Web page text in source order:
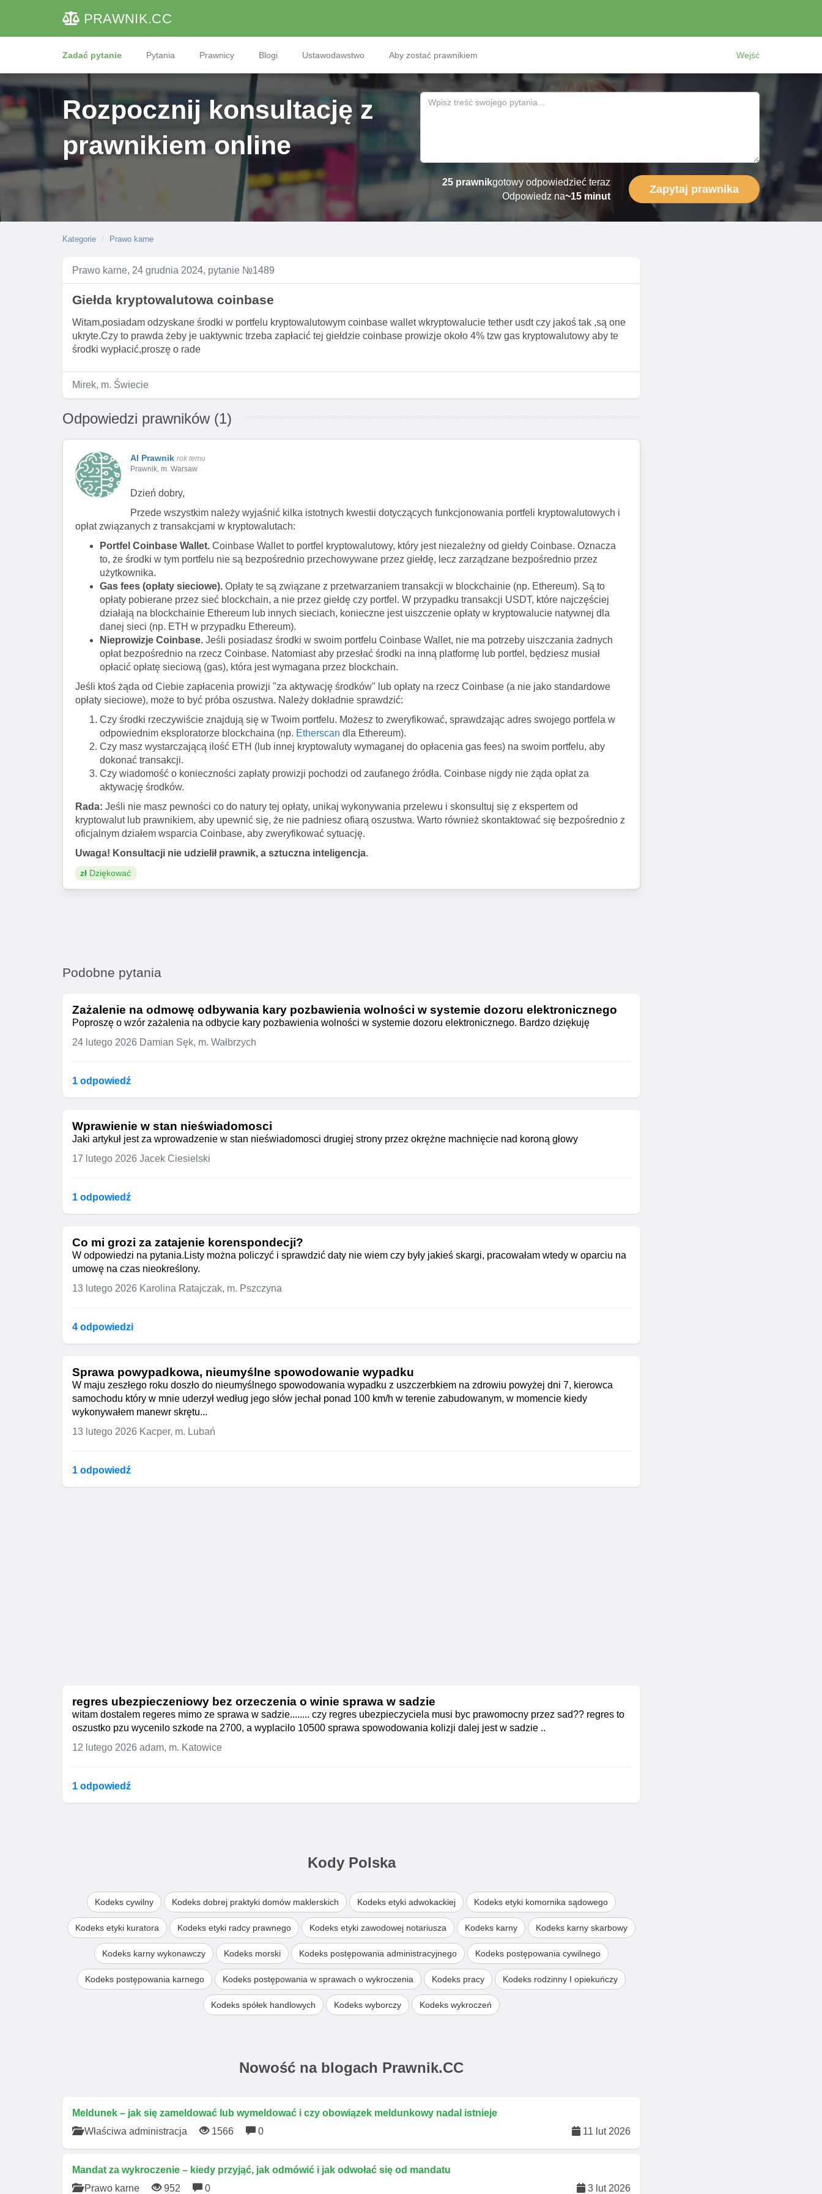
PRAWNIK.CC
Zadać pytanie Pytania Prawnicy Blogi Ustawodawstwo Aby zostać prawnikiem Wejść
Rozpocznij konsultację z
prawnikiem online
25 prawnikgotowy odpowiedzieć teraz
Odpowiedz na~15 minut
Zapytaj prawnika
Kategorie Prawo karne
Prawo karne, 24 grudnia 2024, pytanie №1489
Giełda kryptowalutowa coinbase
Witam,posiadam odzyskane środki w portfelu kryptowalutowym coinbase wallet wkryptowalucie tether usdt czy jakoś tak ,są one
ukryte.Czy to prawda żeby je uaktywnic trzeba zapłacić tej giełdzie coinbase prowizje około 4% tzw gas kryptowalutowy aby te
środki wypłacić,proszę o rade
Mirek, m. Świecie
Odpowiedzi prawników (1)
AI Prawnik rok temu
Prawnik, m. Warsaw
Dzień dobry,
Przede wszystkim należy wyjaśnić kilka istotnych kwestii dotyczących funkcjonowania portfeli kryptowalutowych i
opłat związanych z transakcjami w kryptowalutach:
Portfel Coinbase Wallet. Coinbase Wallet to portfel kryptowalutowy, który jest niezależny od giełdy Coinbase. Oznacza
to, że środki w tym portfelu nie są bezpośrednio przechowywane przez giełdę, lecz zarządzane bezpośrednio przez
użytkownika.
Gas fees (opłaty sieciowe). Opłaty te są związane z przetwarzaniem transakcji w blockchainie (np. Ethereum). Są to
opłaty pobierane przez sieć blockchain, a nie przez giełdę czy portfel. W przypadku transakcji USDT, które najczęściej
działają na blockchainie Ethereum lub innych sieciach, konieczne jest uiszczenie opłaty w kryptowalucie natywnej dla
danej sieci (np. ETH w przypadku Ethereum).
Nieprowizje Coinbase. Jeśli posiadasz środki w swoim portfelu Coinbase Wallet, nie ma potrzeby uiszczania żadnych
opłat bezpośrednio na rzecz Coinbase. Natomiast aby przesłać środki na inną platformę lub portfel, będziesz musiał
opłacić opłatę sieciową (gas), która jest wymagana przez blockchain.
Jeśli ktoś żąda od Ciebie zapłacenia prowizji "za aktywację środków" lub opłaty na rzecz Coinbase (a nie jako standardowe
opłaty sieciowe), może to być próba oszustwa. Należy dokładnie sprawdzić:
Czy środki rzeczywiście znajdują się w Twoim portfelu. Możesz to zweryfikować, sprawdzając adres swojego portfela w
odpowiednim eksploratorze blockchaina (np. Etherscan dla Ethereum).
Czy masz wystarczającą ilość ETH (lub innej kryptowaluty wymaganej do opłacenia gas fees) na swoim portfelu, aby
dokonać transakcji.
Czy wiadomość o konieczności zapłaty prowizji pochodzi od zaufanego źródła. Coinbase nigdy nie żąda opłat za
aktywację środków.
Rada: Jeśli nie masz pewności co do natury tej opłaty, unikaj wykonywania przelewu i skonsultuj się z ekspertem od
kryptowalut lub prawnikiem, aby upewnić się, że nie padniesz ofiarą oszustwa. Warto również skontaktować się bezpośrednio z
oficjalnym działem wsparcia Coinbase, aby zweryfikować sytuację.
Uwaga! Konsultacji nie udzielił prawnik, a sztuczna inteligencja.
zł Dziękować
Podobne pytania
Zażalenie na odmowę odbywania kary pozbawienia wolności w systemie dozoru elektronicznego
Poproszę o wzór zażalenia na odbycie kary pozbawienia wolności w systemie dozoru elektronicznego. Bardzo dziękuję
24 lutego 2026 Damian Sęk, m. Wałbrzych
1 odpowiedź
Wprawienie w stan nieświadomosci
Jaki artykuł jest za wprowadzenie w stan nieświadomosci drugiej strony przez okrężne machnięcie nad koroną głowy
17 lutego 2026 Jacek Ciesielski
1 odpowiedź
Co mi grozi za zatajenie korenspondecji?
W odpowiedzi na pytania.Listy można policzyć i sprawdzić daty nie wiem czy były jakieś skargi, pracowałam wtedy w oparciu na
umowę na czas nieokreślony.
13 lutego 2026 Karolina Ratajczak, m. Pszczyna
4 odpowiedzi
Sprawa powypadkowa, nieumyślne spowodowanie wypadku
W maju zeszłego roku doszło do nieumyślnego spowodowania wypadku z uszczerbkiem na zdrowiu powyżej dni 7, kierowca
samochodu który w mnie uderzył według jego słów jechał ponad 100 km/h w terenie zabudowanym, w momencie kiedy
wykonywałem manewr skrętu...
13 lutego 2026 Kacper, m. Lubań
1 odpowiedź
regres ubezpieczeniowy bez orzeczenia o winie sprawa w sadzie
witam dostalem regeres mimo ze sprawa w sadzie........ czy regres ubezpieczyciela musi byc prawomocny przez sad?? regres to
oszustko pzu wycenilo szkode na 2700, a wyplacilo 10500 sprawa spowodowania kolizji dalej jest w sadzie ..
12 lutego 2026 adam, m. Katowice
1 odpowiedź
Kody Polska
Kodeks cywilny Kodeks dobrej praktyki domów maklerskich Kodeks etyki adwokackiej Kodeks etyki komornika sądowego
Kodeks etyki kuratora Kodeks etyki radcy prawnego Kodeks etyki zawodowej notariusza Kodeks karny Kodeks karny skarbowy
Kodeks karny wykonawczy Kodeks morski Kodeks postępowania administracyjnego Kodeks postępowania cywilnego
Kodeks postępowania karnego Kodeks postępowania w sprawach o wykroczenia Kodeks pracy Kodeks rodzinny I opiekuńczy
Kodeks spółek handlowych Kodeks wyborczy Kodeks wykroczeń
Nowość na blogach Prawnik.CC
Meldunek – jak się zameldować lub wymeldować i czy obowiązek meldunkowy nadal istnieje
Właściwa administracja
1566 0 11 lut 2026
Mandat za wykroczenie – kiedy przyjąć, jak odmówić i jak odwołać się od mandatu
Prawo karne
952 0 3 lut 2026